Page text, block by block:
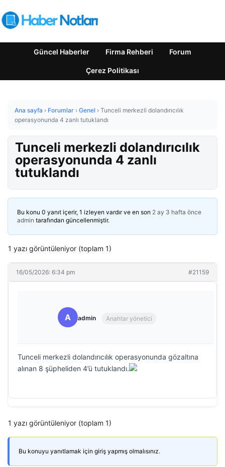
Güncel Haberler Firma Rehberi Forum
Çerez Politikası
Ana sayfa › Forumlar › Genel › Tunceli merkezli dolandırıcılık
operasyonunda 4 zanlı tutuklandı
Tunceli merkezli dolandırıcılık
operasyonunda 4 zanlı
tutuklandı
Bu konu 0 yanıt içerir, 1 izleyen vardır ve en son 2 ay 3 hafta önce
admin tarafından güncellenmiştir.
1 yazı görüntüleniyor (toplam 1)
16/05/2026: 6:34 pm #21159
A admin Anahtar yönetici
Tunceli merkezli dolandırıcılık operasyonunda gözaltına
alınan 8 şüpheliden 4’ü tutuklandı.
1 yazı görüntüleniyor (toplam 1)
Bu konuyu yanıtlamak için giriş yapmış olmalısınız.